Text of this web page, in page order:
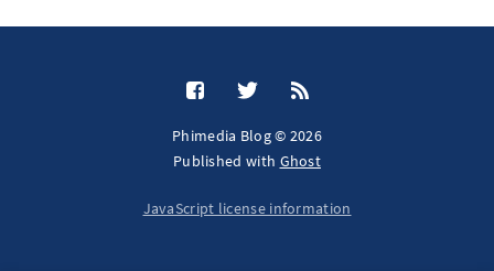
Phimedia Blog © 2026
Published with Ghost
JavaScript license information